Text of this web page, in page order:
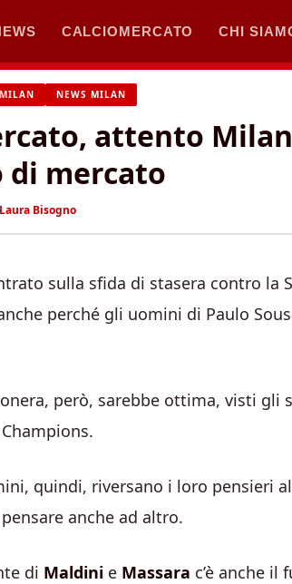
CALCIOMERCATO CHI
NEWS MILAN
attento
mercato
Laura Bisogno
sulla sfida di stasera contro la
perché gli uomini di Paulo
però, sarebbe ottima, visti
quindi, riversano i loro pensieri
anche ad altro.
di Maldini e Massara c’è anche